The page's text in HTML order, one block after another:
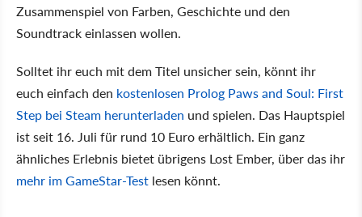
Zusammenspiel von Farben, Geschichte und den
Soundtrack einlassen wollen.
Solltet ihr euch mit dem Titel unsicher sein, könnt ihr
euch einfach den kostenlosen Prolog Paws and Soul: First
Step bei Steam herunterladen und spielen. Das Hauptspiel
ist seit 16. Juli für rund 10 Euro erhältlich. Ein ganz
ähnliches Erlebnis bietet übrigens Lost Ember, über das ihr
mehr im GameStar-Test lesen könnt.